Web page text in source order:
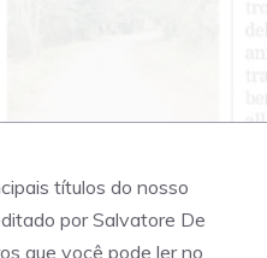
títulos do nosso
por Salvatore De
que você pode ler no